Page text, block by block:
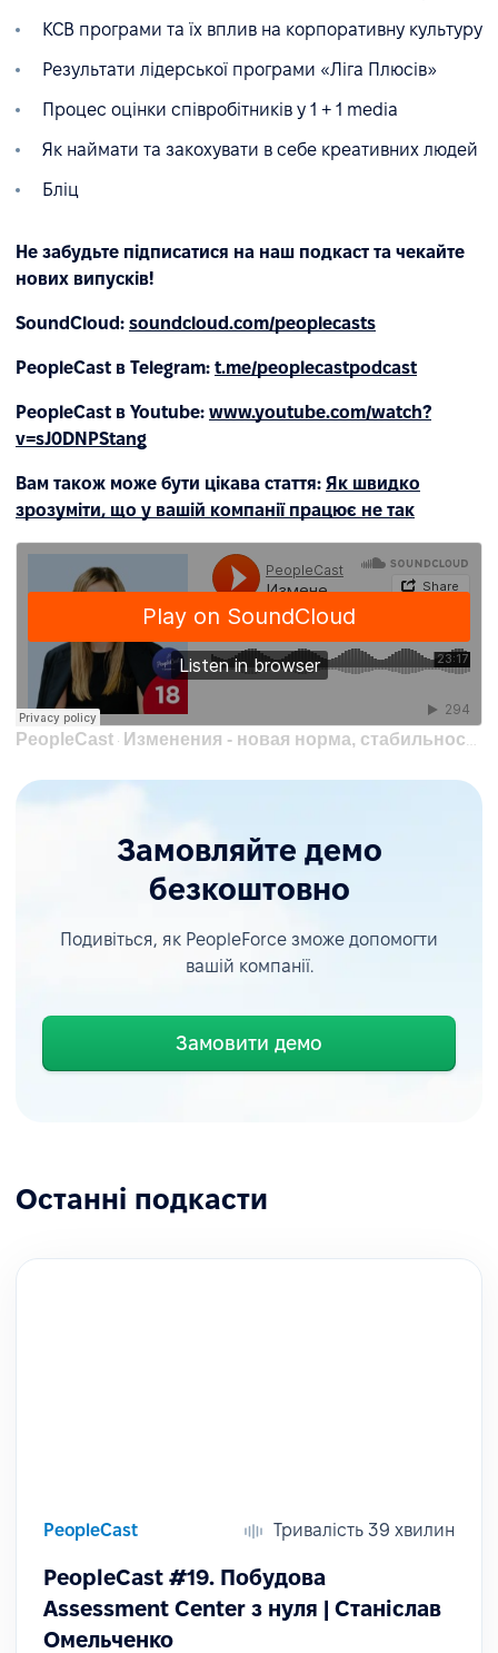
КСВ програми та їх вплив на корпоративну культуру
Результати лідерської програми «Ліга Плюсів»
Процес оцінки співробітників у 1 + 1 media
Як наймати та закохувати в себе креативних людей
Бліц
Не забудьте підписатися на наш подкаст та чекайте
нових випусків!
SoundCloud: soundcloud.com/peoplecasts
PeopleCast в Telegram: t.me/peoplecastpodcast
PeopleCast в Youtube: www.youtube.com/watch?
v=sJ0DNPStang
Вам також може бути цікава стаття: Як швидко
зрозуміти, що у вашій компанії працює не так
PeopleCast · Изменения - новая норма, стабильность - роскошь | Ольга Мусийко, HRD 1+1 media
Замовляйте демо
безкоштовно
Подивіться, як PeopleForce зможе допомогти
вашій компанії.
Замовити демо
Останні подкасти
PeopleCast Тривалість 39 хвилин
PeopleCast #19. Побудова
Assessment Center з нуля | Станіслав
Омельченко